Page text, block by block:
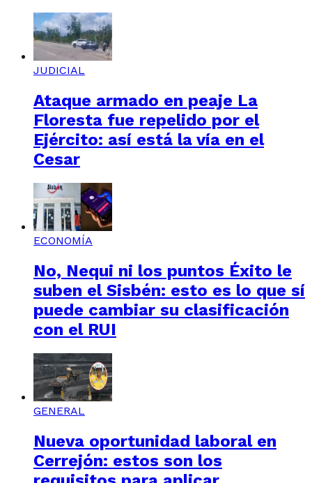
JUDICIAL
Ataque armado en peaje La
Floresta fue repelido por el
Ejército: así está la vía en el
Cesar
ECONOMÍA
No, Nequi ni los puntos Éxito le
suben el Sisbén: esto es lo que sí
puede cambiar su clasificación
con el RUI
GENERAL
Nueva oportunidad laboral en
Cerrejón: estos son los